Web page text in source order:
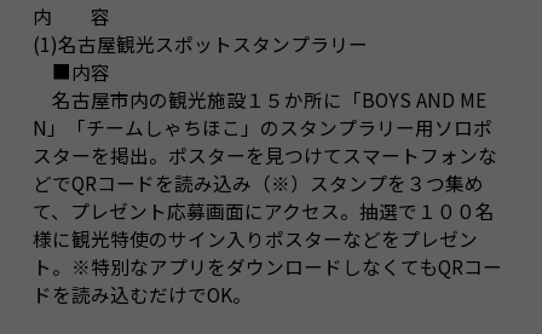
内 容
(1)名古屋観光スポットスタンプラリー
■内容
名古屋市内の観光施設１５か所に「BOYS AND ME
N」「チームしゃちほこ」のスタンプラリー用ソロポ
スターを掲出。ポスターを見つけてスマートフォンな
どでQRコードを読み込み（※）スタンプを３つ集め
て、プレゼント応募画面にアクセス。抽選で１００名
様に観光特使のサイン入りポスターなどをプレゼン
ト。※特別なアプリをダウンロードしなくてもQRコー
ドを読み込むだけでOK。